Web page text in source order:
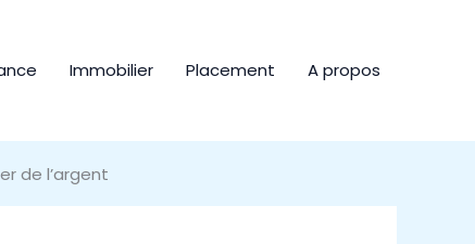
Immobilier Placement A propos
de l’argent